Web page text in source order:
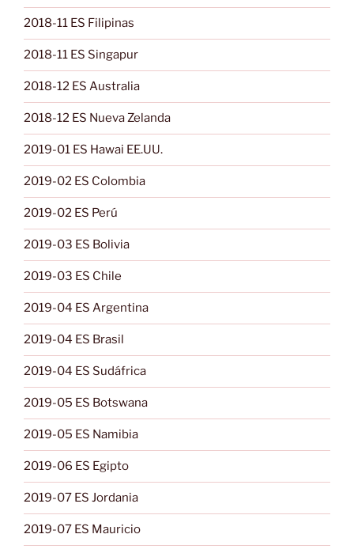
2018-11 ES Filipinas
2018-11 ES Singapur
2018-12 ES Australia
2018-12 ES Nueva Zelanda
2019-01 ES Hawai EE.UU.
2019-02 ES Colombia
2019-02 ES Perú
2019-03 ES Bolivia
2019-03 ES Chile
2019-04 ES Argentina
2019-04 ES Brasil
2019-04 ES Sudáfrica
2019-05 ES Botswana
2019-05 ES Namibia
2019-06 ES Egipto
2019-07 ES Jordania
2019-07 ES Mauricio